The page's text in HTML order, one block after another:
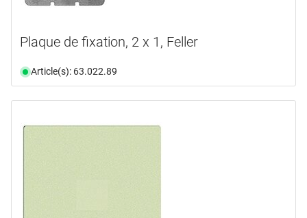
Plaque de fixation, 2 x 1, Feller
Article(s): 63.022.89